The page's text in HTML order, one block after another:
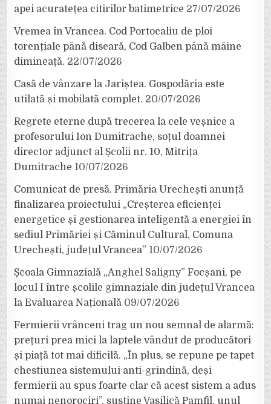
apei acuratețea citirilor batimetrice 27/07/2026
Vremea în Vrancea. Cod Portocaliu de ploi
torențiale până diseară, Cod Galben până mâine
dimineață. 22/07/2026
Casă de vânzare la Jariștea. Gospodăria este
utilată și mobilată complet. 20/07/2026
Regrete eterne după trecerea la cele veșnice a
profesorului Ion Dumitrache, soțul doamnei
director adjunct al Școlii nr. 10, Mitrița
Dumitrache 10/07/2026
Comunicat de presă. Primăria Urechești anunță
finalizarea proiectului „Creșterea eficienței
energetice și gestionarea inteligentă a energiei în
sediul Primăriei și Căminul Cultural, Comuna
Urechești, județul Vrancea” 10/07/2026
Școala Gimnazială „Anghel Saligny” Focșani, pe
locul I între școlile gimnaziale din județul Vrancea
la Evaluarea Națională 09/07/2026
Fermierii vrânceni trag un nou semnal de alarmă:
prețuri prea mici la laptele vândut de producători
și piață tot mai dificilă. „În plus, se repune pe tapet
chestiunea sistemului anti-grindină, deși
fermierii au spus foarte clar că acest sistem a adus
numai nenorociri”, susține Vasilică Pamfil, unul